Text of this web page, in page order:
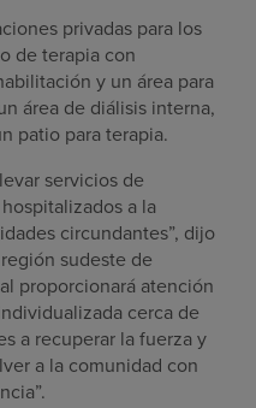
privadas para los
de terapia con
y un área para
área de diálisis interna,
patio para terapia.
servicios de
a la
circundantes”, dijo
sudeste de
proporcionará atención
cerca de
a recuperar la fuerza y
a la comunidad con